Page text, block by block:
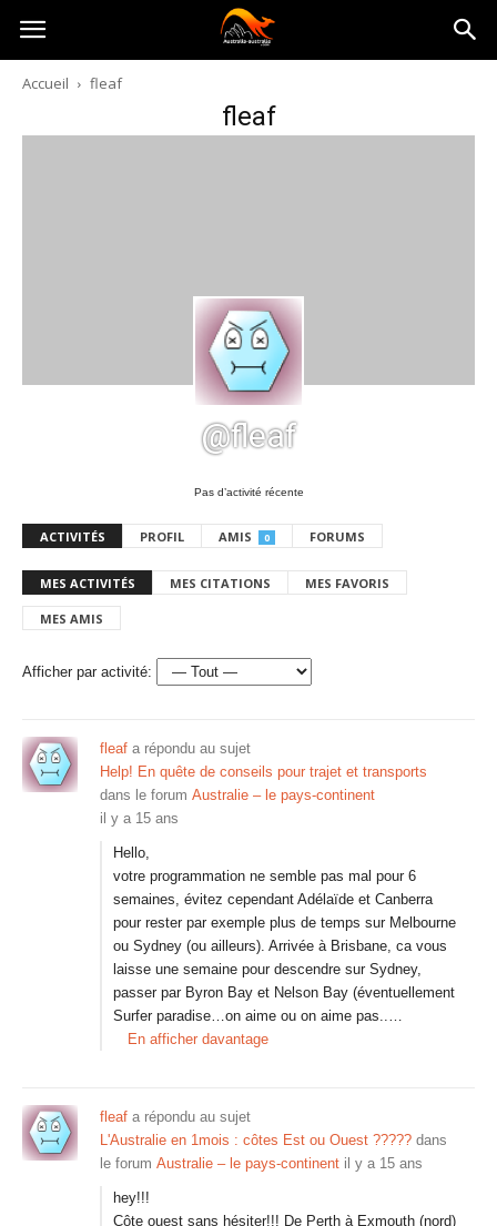
Australia-
australie.com
Accueil fleaf
fleaf
@fleaf
Pas d’activité récente
ACTIVITÉS PROFIL AMIS 0 FORUMS
MES ACTIVITÉS MES CITATIONS MES FAVORIS
MES AMIS
Afficher par activité:
fleaf a répondu au sujet
Help! En quête de conseils pour trajet et transports
dans le forum Australie – le pays-continent
il y a 15 ans
Hello,
votre programmation ne semble pas mal pour 6
semaines, évitez cependant Adélaïde et Canberra
pour rester par exemple plus de temps sur Melbourne
ou Sydney (ou ailleurs). Arrivée à Brisbane, ca vous
laisse une semaine pour descendre sur Sydney,
passer par Byron Bay et Nelson Bay (éventuellement
Surfer paradise…on aime ou on aime pas..…
En afficher davantage
fleaf a répondu au sujet
L'Australie en 1mois : côtes Est ou Ouest ????? dans
le forum Australie – le pays-continent il y a 15 ans
hey!!!
Côte ouest sans hésiter!!! De Perth à Exmouth (nord)